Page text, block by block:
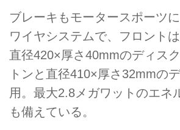
ブレーキもモータースポーツ
ワイヤシステムで、フロント
直径420×厚さ40mmのディス
トンと直径410×厚さ32mmの
用。最大2.8メガワットのエネ
も備えている。